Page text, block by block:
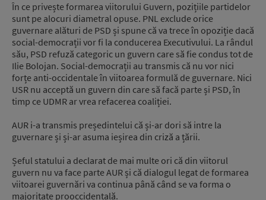
În ce privește formarea viitorului Guvern, pozițiile partidelor
sunt pe alocuri diametral opuse. PNL exclude orice
guvernare alături de PSD și spune că va trece în opoziție dacă
social-democrații vor fi la conducerea Executivului. La rândul
său, PSD refuză categoric un guvern care să fie condus tot de
Ilie Bolojan. Social-democrații au transmis că nu vor nici
forțe anti-occidentale în viitoarea formulă de guvernare. Nici
USR nu acceptă un guvern din care să facă parte și PSD, în
timp ce UDMR ar vrea refacerea coaliției.
AUR i-a transmis președintelui că și-ar dori să intre la
guvernare și și-ar asuma ieșirea din criză a țării.
Șeful statului a declarat de mai multe ori că din viitorul
guvern nu va face parte AUR și că dialogul legat de formarea
viitoarei guvernări va continua până când se va forma o
majoritate prooccidentală.